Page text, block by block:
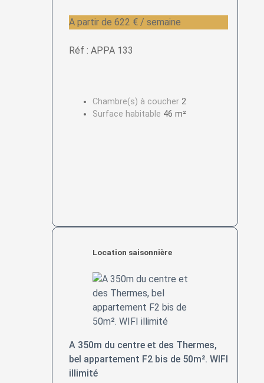
A partir de 622 € / semaine
Réf : APPA 133
Chambre(s) à coucher 2
Surface habitable 46 m²
Location saisonnière
A 350m du centre et des Thermes,
bel appartement F2 bis de 50m². WIFI
illimité